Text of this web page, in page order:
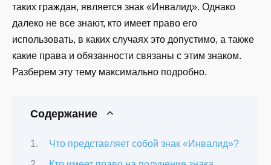
таких граждан, является знак «Инвалид». Однако
далеко не все знают, кто имеет право его
использовать, в каких случаях это допустимо, а также
какие права и обязанности связаны с этим знаком.
Разберем эту тему максимально подробно.
Содержание
Что представляет собой знак «Инвалид»?